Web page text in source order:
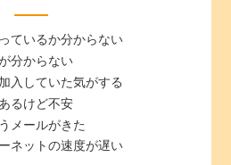
ているか分からない
分からない
入していた気がする
るけど不安
メールがきた
ネットの速度が遅い